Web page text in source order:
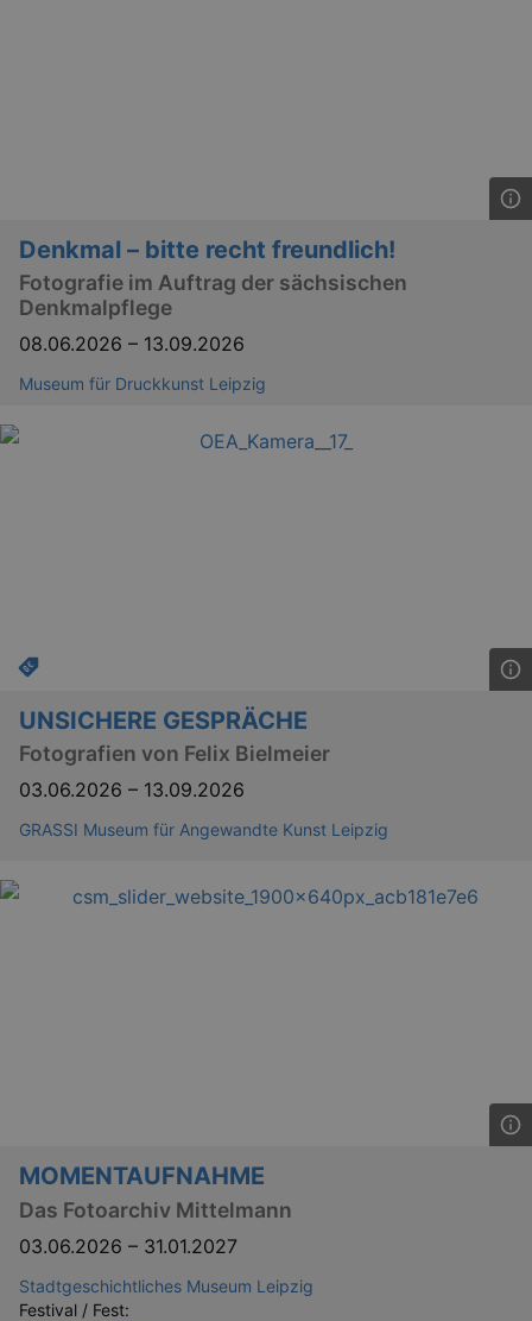
Denkmal – bitte recht freundlich!
Fotografie im Auftrag der sächsischen
Denkmalpflege
08.06.2026 – 13.09.2026
Museum für Druckkunst Leipzig
UNSICHERE GESPRÄCHE
Fotografien von Felix Bielmeier
03.06.2026 – 13.09.2026
GRASSI Museum für Angewandte Kunst Leipzig
MOMENTAUFNAHME
Das Fotoarchiv Mittelmann
03.06.2026 – 31.01.2027
Stadtgeschichtliches Museum Leipzig
Festival / Fest: